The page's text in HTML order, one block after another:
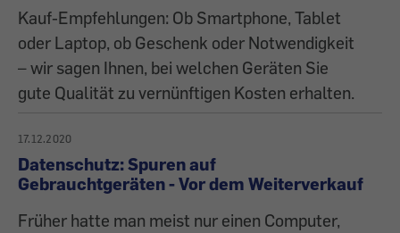
Kauf-Empfehlungen: Ob Smartphone, Tablet
oder Laptop, ob Geschenk oder Notwendigkeit
– wir sagen Ihnen, bei welchen Geräten Sie
gute Qualität zu vernünftigen Kosten erhalten.
17.12.2020
Datenschutz: Spuren auf
Gebrauchtgeräten - Vor dem Weiterverkauf
Früher hatte man meist nur einen Computer,